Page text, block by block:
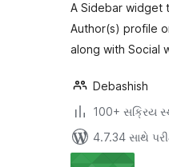
A Sidebar widget
Author(s) profile
along with Social
Debashish
100+ સક્રિય
4.7.34 સાથે